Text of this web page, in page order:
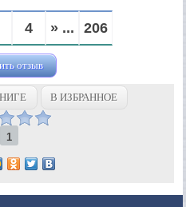
4 » ... 206
отзыв
В ИЗБРАННОЕ
1